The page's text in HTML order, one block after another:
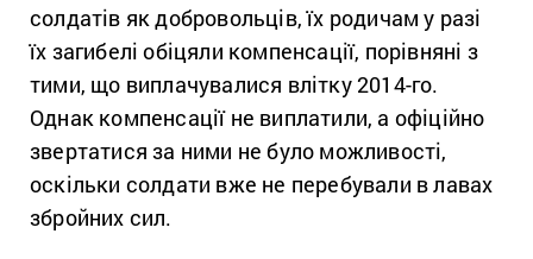
солдатів як добровольців, їх родичам у разі
їх загибелі обіцяли компенсації, порівняні з
тими, що виплачувалися влітку 2014-го.
Однак компенсації не виплатили, а офіційно
звертатися за ними не було можливості,
оскільки солдати вже не перебували в лавах
збройних сил.